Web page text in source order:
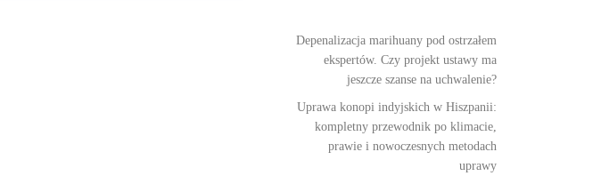
Depenalizacja marihuany pod ostrzałem
ekspertów. Czy projekt ustawy ma
jeszcze szanse na uchwalenie?
Uprawa konopi indyjskich w Hiszpanii:
kompletny przewodnik po klimacie,
prawie i nowoczesnych metodach
uprawy